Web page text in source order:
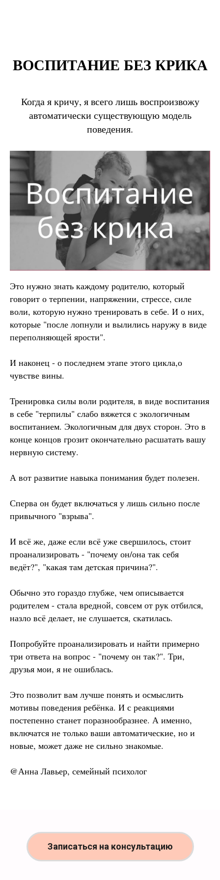
ВОСПИТАНИЕ БЕЗ КРИКА
Когда я кричу, я всего лишь воспроизвожу
автоматически существующую модель
поведения.
Это нужно знать каждому родителю, который
говорит о терпении, напряжении, стрессе, силе
воли, которую нужно тренировать в себе. И о них,
которые "после лопнули и вылились наружу в виде
переполняющей ярости".
И наконец - о последнем этапе этого цикла,о
чувстве вины.
Тренировка силы воли родителя, в виде воспитания
в себе "терпилы" слабо вяжется с экологичным
воспитанием. Экологичным для двух сторон. Это в
конце концов грозит окончательно расшатать вашу
нервную систему.
А вот развитие навыка понимания будет полезен.
Сперва он будет включаться у лишь сильно после
привычного "взрыва".
И всё же, даже если всё уже свершилось, стоит
проанализировать - "почему он/она так себя
ведёт?", "какая там детская причина?".
Обычно это гораздо глубже, чем описывается
родителем - стала вредной, совсем от рук отбился,
назло всё делает, не слушается, скатилась.
Попробуйте проанализировать и найти примерно
три ответа на вопрос - "почему он так?". Три,
друзья мои, я не ошиблась.
Это позволит вам лучше понять и осмыслить
мотивы поведения ребёнка. И с реакциями
постепенно станет поразнообразнее. А именно,
включатся не только ваши автоматические, но и
новые, может даже не сильно знакомые.
@Анна Лавьер, семейный психолог
Записаться на консультацию